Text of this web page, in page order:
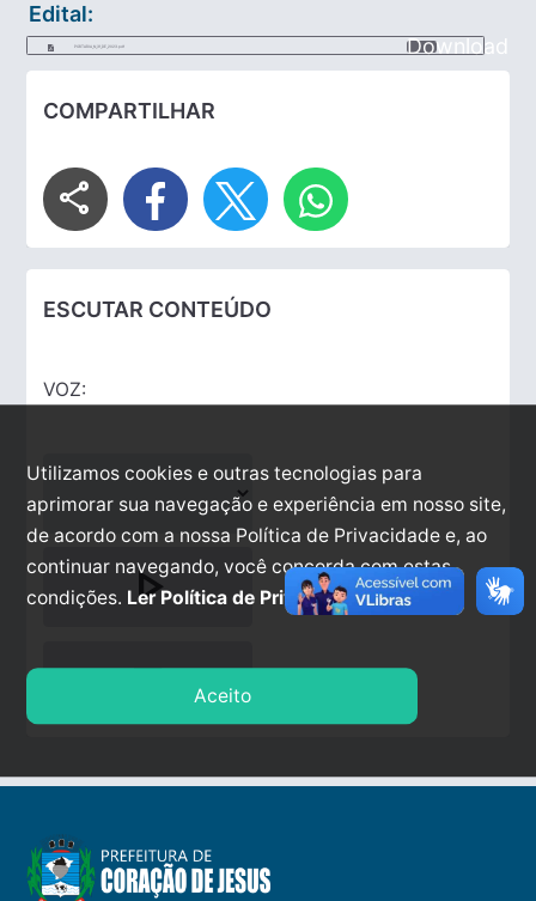
Edital:
PORTARIA_N_31_DE_2023.pdf Download
COMPARTILHAR
share
ESCUTAR CONTEÚDO
VOZ:
play_arrow
stop
Utilizamos cookies e outras tecnologias para
aprimorar sua navegação e experiência em nosso site,
de acordo com a nossa Política de Privacidade e, ao
continuar navegando, você concorda com estas
condições. Ler Política de Privacidade.
Aceito